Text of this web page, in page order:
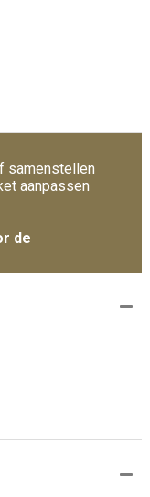
samenstellen
aanpassen
de